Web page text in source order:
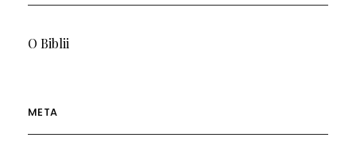
O Biblii
META